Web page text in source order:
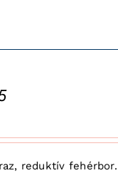
reduktív